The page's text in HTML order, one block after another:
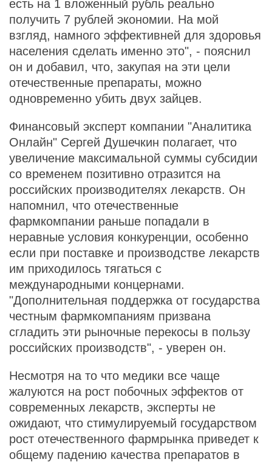
есть на 1 вложенный рубль реально
получить 7 рублей экономии. На мой
взгляд, намного эффективней для здоровья
населения сделать именно это", - пояснил
он и добавил, что, закупая на эти цели
отечественные препараты, можно
одновременно убить двух зайцев.
Финансовый эксперт компании "Аналитика
Онлайн" Сергей Душечкин полагает, что
увеличение максимальной суммы субсидии
со временем позитивно отразится на
российских производителях лекарств. Он
напомнил, что отечественные
фармкомпании раньше попадали в
неравные условия конкуренции, особенно
если при поставке и производстве лекарств
им приходилось тягаться с
международными концернами.
"Дополнительная поддержка от государства
честным фармкомпаниям призвана
сгладить эти рыночные перекосы в пользу
российских производств", - уверен он.
Несмотря на то что медики все чаще
жалуются на рост побочных эффектов от
современных лекарств, эксперты не
ожидают, что стимулируемый государством
рост отечественного фармрынка приведет к
общему падению качества препаратов в